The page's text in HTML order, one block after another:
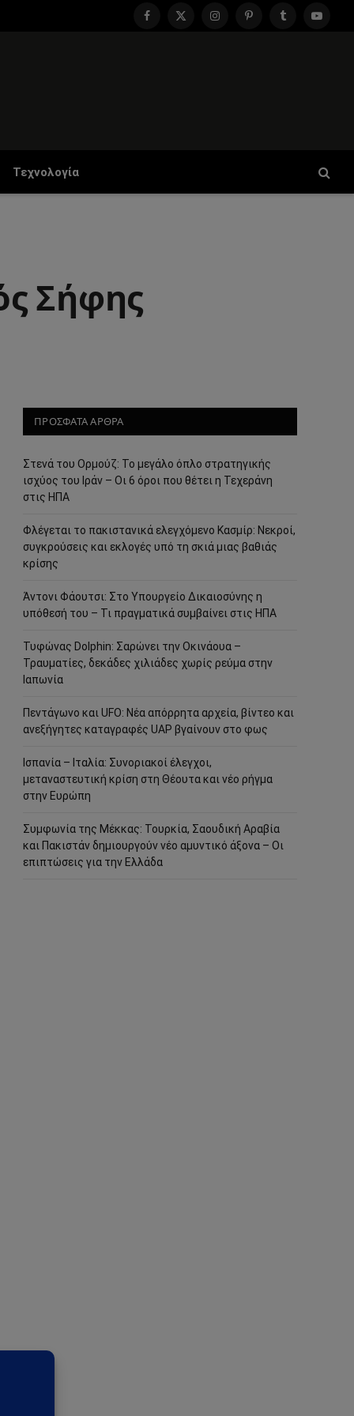
Facebook
X
InstagramPinterestTumblr
Τεχνολογία
Σήφης
ΠΡΟΣΦΑΤΑ ΑΡΘΡΑ
Στενά του Ορμούζ: Το μεγάλο όπλο στρατηγικής
ισχύος του Ιράν – Οι 6 όροι που θέτει η Τεχεράνη
στις ΗΠΑ
Φλέγεται το πακιστανικά ελεγχόμενο Κασμίρ: Νεκροί,
συγκρούσεις και εκλογές υπό τη σκιά μιας βαθιάς
κρίσης
Άντονι Φάουτσι: Στο Υπουργείο Δικαιοσύνης η
υπόθεσή του – Τι πραγματικά συμβαίνει στις ΗΠΑ
Τυφώνας Dolphin: Σαρώνει την Οκινάουα –
Τραυματίες, δεκάδες χιλιάδες χωρίς ρεύμα στην
Ιαπωνία
Πεντάγωνο και UFO: Νέα απόρρητα αρχεία, βίντεο και
ανεξήγητες καταγραφές UAP βγαίνουν στο φως
Ισπανία – Ιταλία: Συνοριακοί έλεγχοι,
μεταναστευτική κρίση στη Θέουτα και νέο ρήγμα
στην Ευρώπη
Συμφωνία της Μέκκας: Τουρκία, Σαουδική Αραβία
και Πακιστάν δημιουργούν νέο αμυντικό άξονα – Οι
επιπτώσεις για την Ελλάδα